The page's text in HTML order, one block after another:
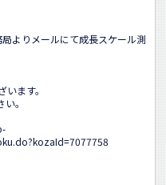
よりメールにて成長スケール測
ます。
。